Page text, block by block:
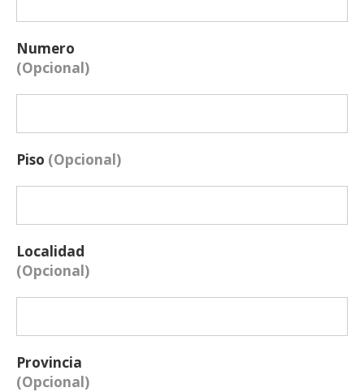
Numero
(Opcional)
Piso (Opcional)
Localidad
(Opcional)
Provincia
(Opcional)